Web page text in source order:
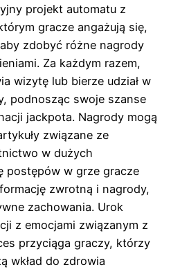
projekt automatu z
gracze angażują się,
zdobyć różne nagrody
Za każdym razem,
wizytę lub bierze udział w
podnosząc swoje szanse
jackpota. Nagrody mogą
związane ze
w dużych
postępów w grze gracze
zwrotną i nagrody,
zachowania. Urok
z emocjami związanym z
przyciąga graczy, którzy
wkład do zdrowia